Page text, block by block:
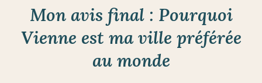
Mon avis final : Pourquoi
Vienne est ma ville préférée
au monde